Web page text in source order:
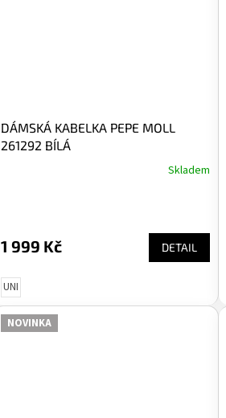
DÁMSKÁ KABELKA PEPE MOLL
261292 BÍLÁ
Skladem
1 999 Kč DETAIL
UNI
NOVINKA